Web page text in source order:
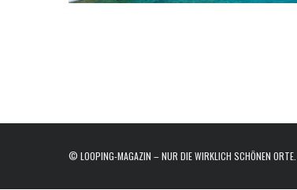
© LOOPING-MAGAZIN – NUR DIE WIRKLICH SCHÖNEN